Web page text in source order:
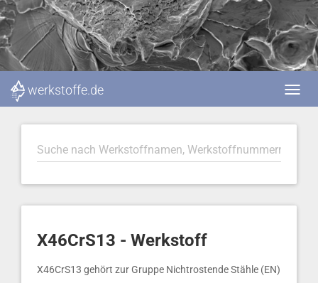
werkstoffe.de
X46CrS13 - Werkstoff
X46CrS13 gehört zur Gruppe Nichtrostende Stähle (EN)